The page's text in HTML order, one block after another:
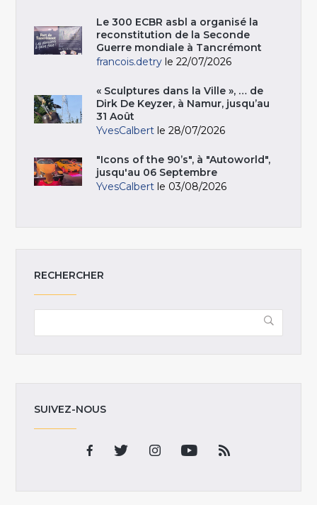
Le 300 ECBR asbl a organisé la
reconstitution de la Seconde
Guerre mondiale à Tancrémont
francois.detry le 22/07/2026
« Sculptures dans la Ville », … de
Dirk De Keyzer, à Namur, jusqu’au
31 Août
YvesCalbert le 28/07/2026
"Icons of the 90’s", à "Autoworld",
jusqu'au 06 Septembre
YvesCalbert le 03/08/2026
RECHERCHER
SUIVEZ-NOUS